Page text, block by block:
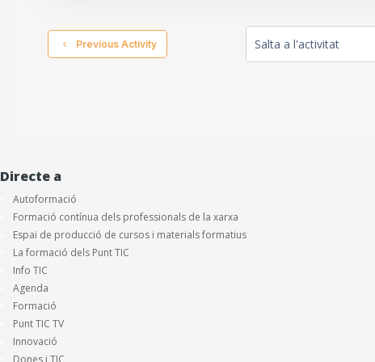
  Previous Activity
Salta a l'activitat
Directe a
Autoformació
Formació contínua dels professionals de la xarxa
Espai de producció de cursos i materials formatius
La formació dels Punt TIC
Info TIC
Agenda
Formació
Punt TIC TV
Innovació
Dones i TIC